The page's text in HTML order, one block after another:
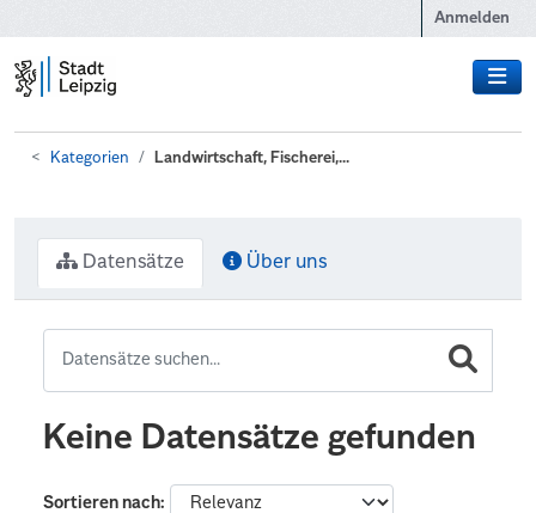
Anmelden
Kategorien Landwirtschaft, Fischerei,...
Datensätze Über uns
Keine Datensätze gefunden
Sortieren nach